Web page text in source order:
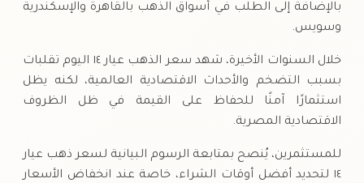
بالإضافة إلى الطلب في أسواق الذهب بالقاهرة والإسكندرية
وسويس.
خلال السنوات الأخيرة، شهد سعر الذهب عيار ١٤ اليوم تقلبات
بسبب التضخم والأحداث الاقتصادية العالمية، لكنه يظل
استثمارًا آمنًا للحفاظ على القيمة في ظل الظروف
الاقتصادية المصرية.
للمستثمرين، يُنصح بمتابعة الرسوم البيانية لسعر ذهب عيار
١٤ لتحديد أفضل أوقات الشراء، خاصة عند انخفاض الأسعار